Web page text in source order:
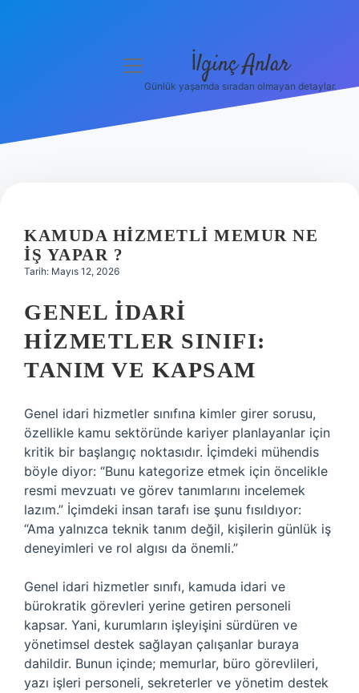
Hakkımızda
menüyü
İlginç Anlar
Günlük yaşamda sıradan olmayan detaylar.
KAMUDA HIZMETLI MEMUR NE
IŞ YAPAR ?
Tarih: Mayıs 12, 2026
GENEL İDARI
HIZMETLER SINIFI:
TANIM VE KAPSAM
Genel idari hizmetler sınıfına kimler girer sorusu,
özellikle kamu sektöründe kariyer planlayanlar için
kritik bir başlangıç noktasıdır. İçimdeki mühendis
böyle diyor: “Bunu kategorize etmek için öncelikle
resmi mevzuatı ve görev tanımlarını incelemek
lazım.” İçimdeki insan tarafı ise şunu fısıldıyor:
“Ama yalnızca teknik tanım değil, kişilerin günlük iş
deneyimleri ve rol algısı da önemli.”
Genel idari hizmetler sınıfı, kamuda idari ve
bürokratik görevleri yerine getiren personeli
kapsar. Yani, kurumların işleyişini sürdüren ve
yönetimsel destek sağlayan çalışanlar buraya
dahildir. Bunun içinde; memurlar, büro görevlileri,
yazı işleri personeli, sekreterler ve yönetim destek